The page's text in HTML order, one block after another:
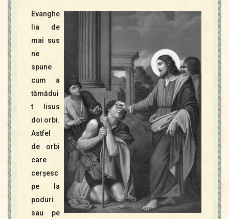
Evanghe
lia de
mai sus
ne
spune
cum a
tămădui
t Iisus
doi orbi.
Astfel
de orbi
care
cerşesc
pe la
poduri
sau pe